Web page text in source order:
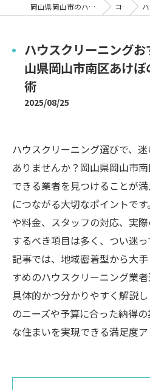
岡山県岡山市のハウスクリーニングならクレール コラム ハウ
ハウスクリーニング
山県岡山市南区あけ
術
2025/08/25
ハウスクリーニング選びで、
ありませんか？岡山県岡山市
できる業者を見つけることが
につながる大切なポイントで
や料金、スタッフの対応、実
するべき項目は多く、つい迷
記事では、地域密着型から大
すめのハウスクリーニング業者
具体的かつ分かりやすく解説
のニーズや予算に合った納得
な住まいを実現できる満足度ア